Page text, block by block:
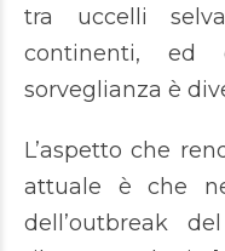
tra uccelli
continenti,
sorveglianza è
L’aspetto che
attuale è che
dell’outbreak